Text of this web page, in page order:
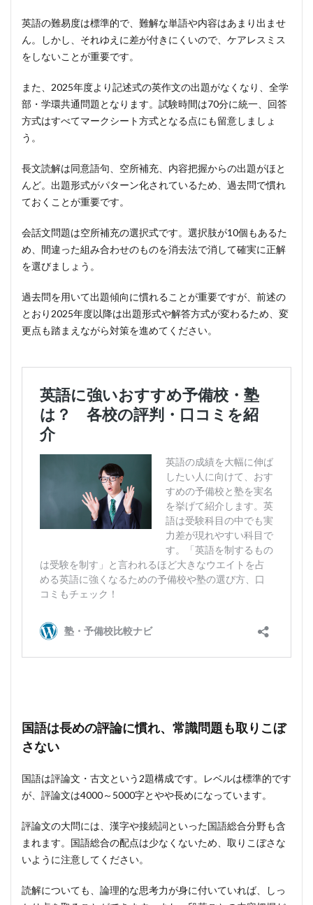
英語の難易度は標準的で、難解な単語や内容はあまり出ませ
ん。しかし、それゆえに差が付きにくいので、ケアレスミス
をしないことが重要です。
また、2025年度より記述式の英作文の出題がなくなり、全学
部・学環共通問題となります。試験時間は70分に統一、回答
方式はすべてマークシート方式となる点にも留意しましょ
う。
長文読解は同意語句、空所補充、内容把握からの出題がほと
んど。出題形式がパターン化されているため、過去問で慣れ
ておくことが重要です。
会話文問題は空所補充の選択式です。選択肢が10個もあるた
め、間違った組み合わせのものを消去法で消して確実に正解
を選びましょう。
過去問を用いて出題傾向に慣れることが重要ですが、前述の
とおり2025年度以降は出題形式や解答方式が変わるため、変
更点も踏まえながら対策を進めてください。
国語は長めの評論に慣れ、常識問題も取りこぼ
さない
国語は評論文・古文という2題構成です。レベルは標準的です
が、評論文は4000～5000字とやや長めになっています。
評論文の大問には、漢字や接続詞といった国語総合分野も含
まれます。国語総合の配点は少なくないため、取りこぼさな
いように注意してください。
読解についても、論理的な思考力が身に付いていれば、しっ